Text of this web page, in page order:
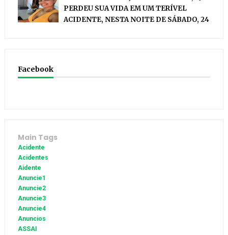
PERDEU SUA VIDA EM UM TERÍVEL
ACIDENTE, NESTA NOITE DE SÁBADO, 24
Facebook
Main Tags
Acidente
Acidentes
Aidente
Anuncie1
Anuncie2
Anuncie3
Anuncie4
Anuncios
ASSAI